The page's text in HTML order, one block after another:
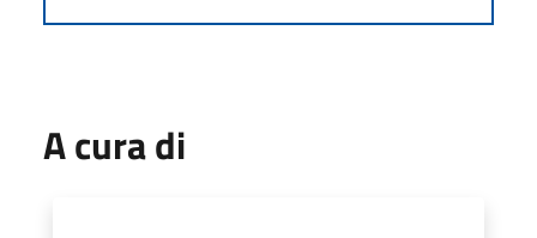
A cura di